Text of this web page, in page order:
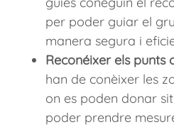
per poder guiar el
manera segura i
Reconéixer els punts
han de conèixer les
on es poden donar
poder prendre